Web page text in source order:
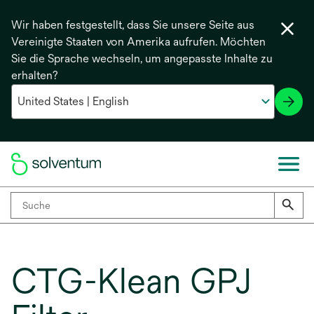
Wir haben festgestellt, dass Sie unsere Seite aus
Vereinigte Staaten von Amerika aufrufen. Möchten
Sie die Sprache wechseln, um angepasste Inhalte zu
erhalten?
CTG-Klean GPJ